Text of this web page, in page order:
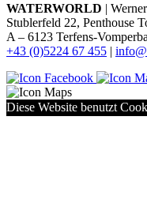
WATERWORLD |
Stublerfeld 22, Penthouse
A – 6123 Terfens-
+43 (0)5224 67 455 |
Diese Website benutzt